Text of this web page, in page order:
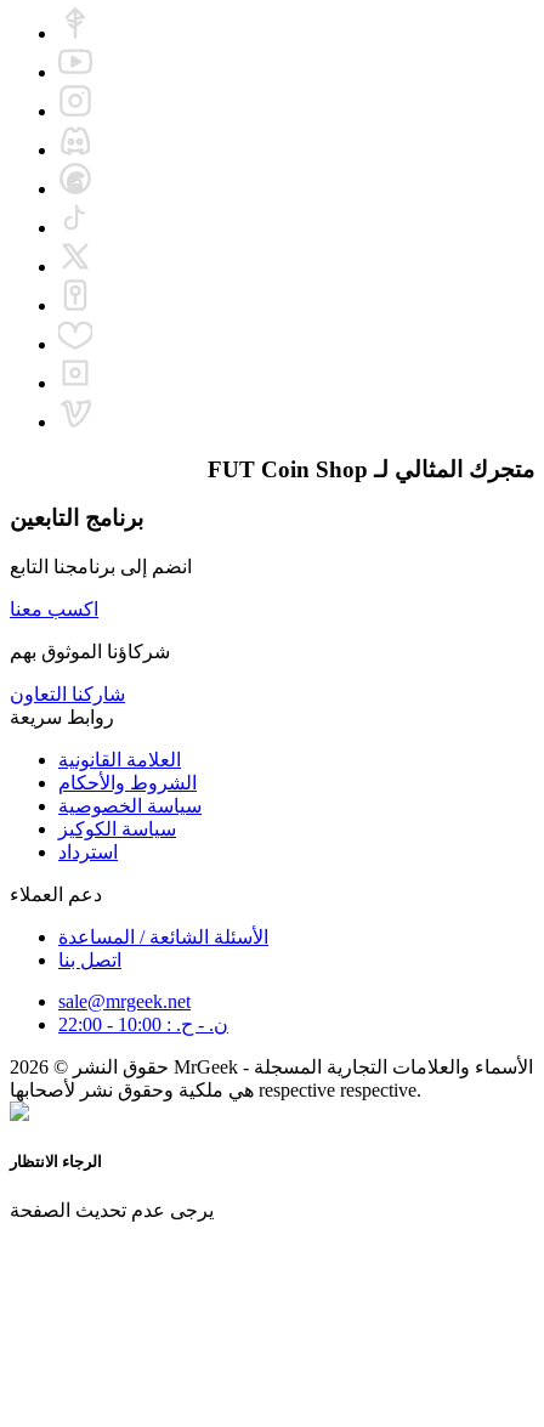
متجرك المثالي لـ FUT Coin Shop
برنامج التابعين
انضم إلى برنامجنا التابع
اكسب معنا
شركاؤنا الموثوق بهم
شاركنا التعاون
العلامة القانونية
الشروط والأحكام
سياسة الخصوصية
سياسة الكوكيز
استرداد
الأسئلة الشائعة / المساعدة
اتصل بنا
sale@mrgeek.net
ن. - ح. : 10:00 - 22:00
حقوق النشر © 2026 MrGeek - الأسماء والعلامات التجارية المسجلة
هي ملكية وحقوق نشر لأصحابها respective respective.
الرجاء الانتظار
يرجى عدم تحديث الصفحة